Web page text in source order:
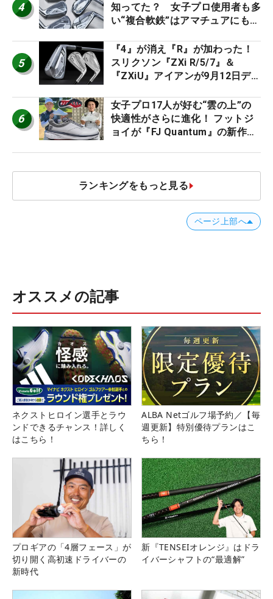
4
知ってた？ 女子プロ使用者も多
い“複合軟鉄”はアマチュアにもオ
5
『4』が消え『R』が加わった！
スリクソン『ZXi R/5/7』＆
『ZXiU』アイアンが9月12日デ
6
女子プロ17人が好む“雲の上”の
快適性がさらに進化！ フットジ
ョイが『FJ Quantum』の新作を
ランキングをもっと見る
ページ上部へ
オススメの記事
ネクストヒロイン選手とラウ
ンドできるチャンス！詳しく
はこちら！
ALBA Netゴルフ場予約／【毎
週更新】特別優待プランはこ
ちら！
プロギアの「4層フェース」が
切り開く高初速ドライバーの
新時代
新『TENSEIオレンジ』はドラ
イバーシャフトの“最適解”